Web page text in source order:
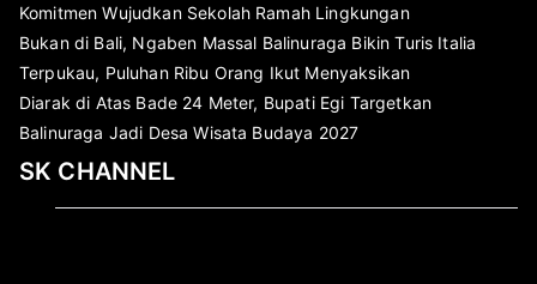
Komitmen Wujudkan Sekolah Ramah Lingkungan
Bukan di Bali, Ngaben Massal Balinuraga Bikin Turis Italia
Terpukau, Puluhan Ribu Orang Ikut Menyaksikan
Diarak di Atas Bade 24 Meter, Bupati Egi Targetkan
Balinuraga Jadi Desa Wisata Budaya 2027
SK CHANNEL